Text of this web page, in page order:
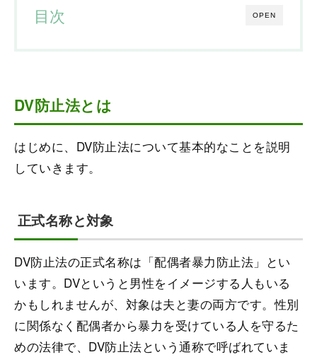
OPEN
目次
DV防止法とは
はじめに、DV防止法について基本的なことを説明
していきます。
正式名称と対象
DV防止法の正式名称は「配偶者暴力防止法」とい
います。DVというと男性をイメージする人もいる
かもしれませんが、対象は夫と妻の両方です。性別
に関係なく配偶者から暴力を受けている人を守るた
めの法律で、DV防止法という通称で呼ばれていま